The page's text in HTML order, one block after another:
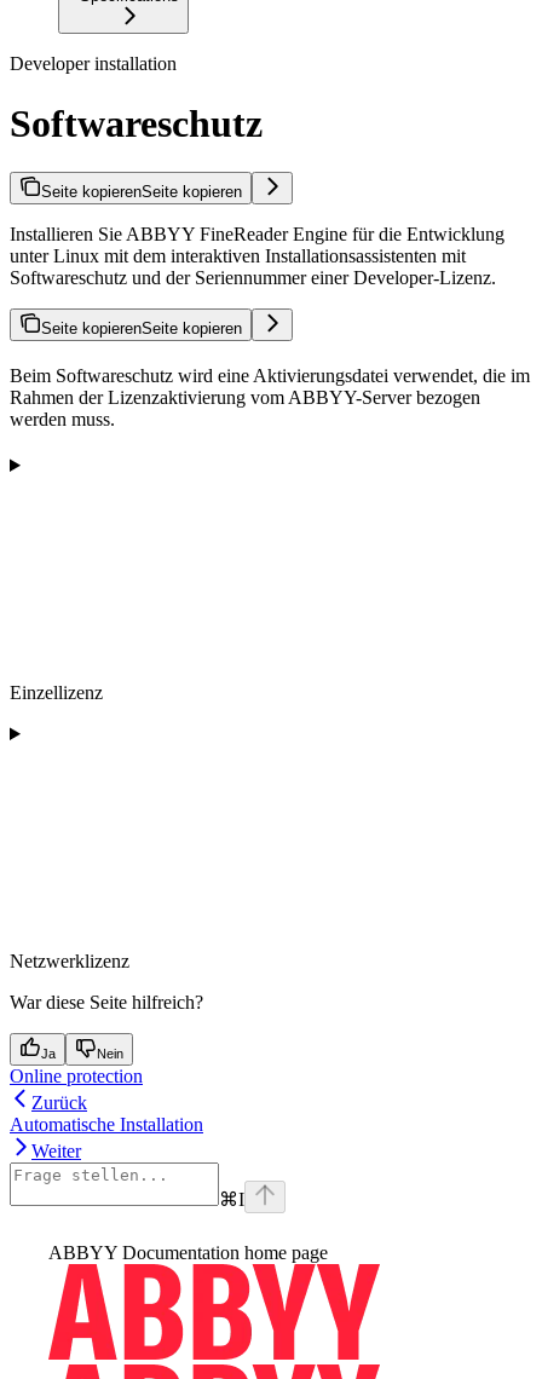
Developer installation
Softwareschutz
Seite kopierenSeite kopieren
Installieren Sie ABBYY FineReader Engine für die Entwicklung
unter Linux mit dem interaktiven Installationsassistenten mit
Softwareschutz und der Seriennummer einer Developer-Lizenz.
Seite kopierenSeite kopieren
Beim Softwareschutz wird eine Aktivierungsdatei verwendet, die im
Rahmen der Lizenzaktivierung vom ABBYY-Server bezogen
werden muss.
Einzellizenz
Netzwerklizenz
War diese Seite hilfreich?
Ja Nein
Online protection
Zurück
Automatische Installation
Weiter
⌘I
ABBYY Documentation home page